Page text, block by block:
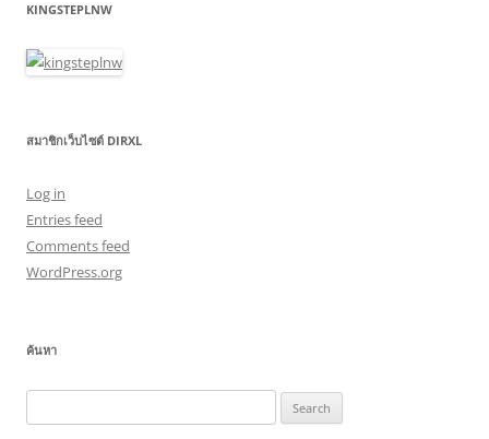
KINGSTEPLNW
สมาชิกเว็บไซต์ DIRXL
Log in
Entries feed
Comments feed
WordPress.org
ค้นหา
for: